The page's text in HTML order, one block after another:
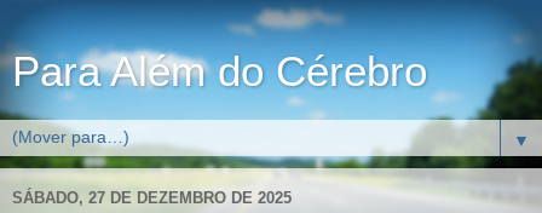
Para Além do Cérebro
▼
SÁBADO, 27 DE DEZEMBRO DE 2025